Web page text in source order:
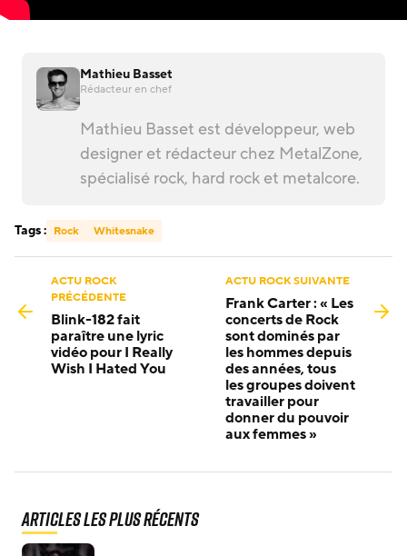
Mathieu Basset
Rédacteur en chef
Mathieu Basset est développeur, web
designer et rédacteur chez MetalZone,
spécialisé rock, hard rock et metalcore.
Tags : Rock Whitesnake
ACTU ROCK
PRÉCÉDENTE
Blink-182 fait
paraître une lyric
vidéo pour I Really
Wish I Hated You
ACTU ROCK SUIVANTE
Frank Carter : « Les
concerts de Rock
sont dominés par
les hommes depuis
des années, tous
les groupes doivent
travailler pour
donner du pouvoir
aux femmes »
Articles les plus récents